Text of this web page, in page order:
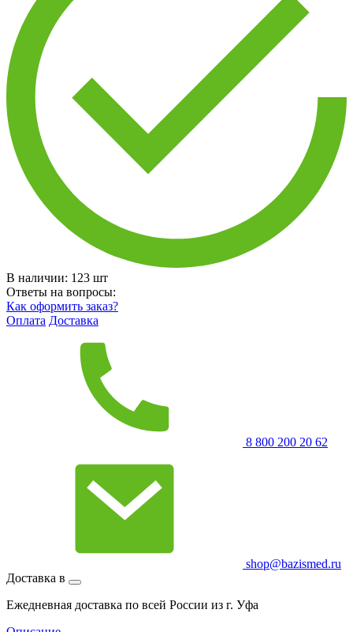
В наличии: 123 шт
Ответы на вопросы:
Как оформить заказ?
Оплата Доставка
8 800 200 20 62
shop@bazismed.ru
Доставка в
Ежедневная доставка по всей России из г. Уфа